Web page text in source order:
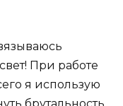
При работе
я использую
брутальность